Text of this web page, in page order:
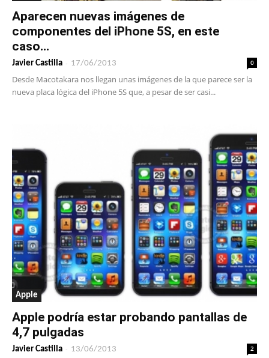
Aparecen nuevas imágenes de
componentes del iPhone 5S, en este
caso...
Javier Castilla - 17/06/2013 0
Desde Macotakara nos llegan unas imágenes de la que parece ser la
nueva placa lógica del iPhone 5S que, a pesar de ser casi...
Apple
Apple podría estar probando pantallas de
4,7 pulgadas
Javier Castilla - 13/06/2013 2